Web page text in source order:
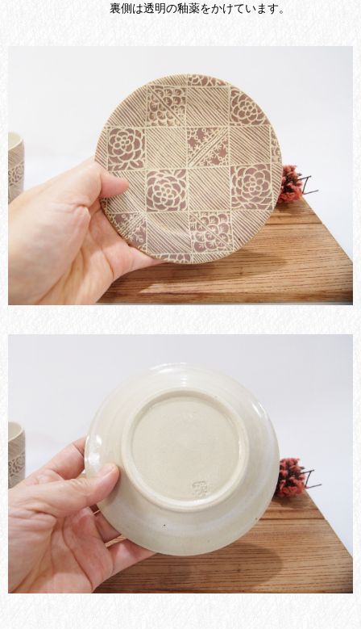
裏側は透明の釉薬をかけています。